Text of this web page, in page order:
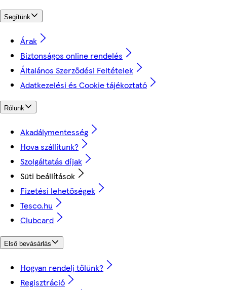
Segítünk
Árak
Biztonságos online rendelés
Általános Szerződési Feltételek
Adatkezelési és Cookie tájékoztató
Rólunk
Akadálymentesség
Hova szállítunk?
Szolgáltatás díjak
Süti beállítások
Fizetési lehetőségek
Tesco.hu
Clubcard
Első bevásárlás
Hogyan rendelj tőlünk?
Regisztráció